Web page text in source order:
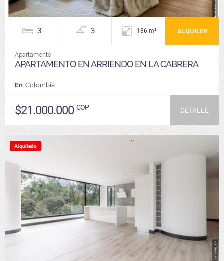
3 3 186 m² ALQUILER
Apartamento
APARTAMENTO EN ARRIENDO EN LA CABRERA
En: Colombia
$21.000.000 COP DETALLE
Alquilado